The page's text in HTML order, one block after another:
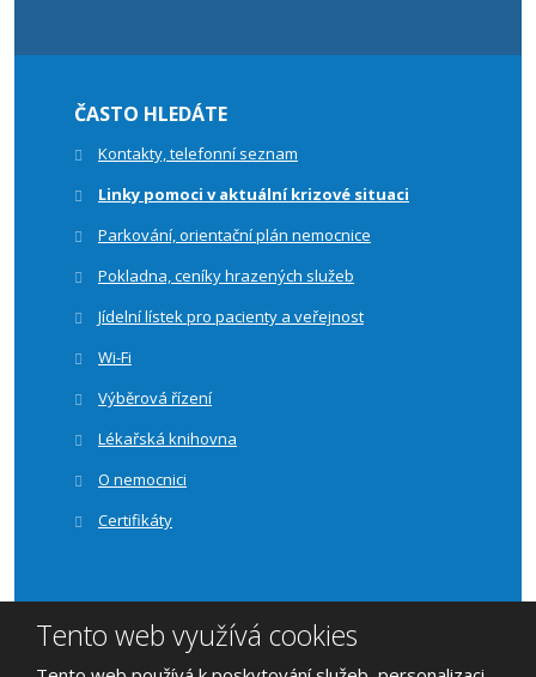
ČASTO HLEDÁTE
Kontakty, telefonní seznam
Linky pomoci v aktuální krizové situaci
Parkování, orientační plán nemocnice
Pokladna, ceníky hrazených služeb
Jídelní lístek pro pacienty a veřejnost
Wi-Fi
Výběrová řízení
Lékařská knihovna
O nemocnici
Certifikáty
© 2026, Nemocnice Vyškov, příspěvková organizace | vytvořila
Tento web využívá cookies